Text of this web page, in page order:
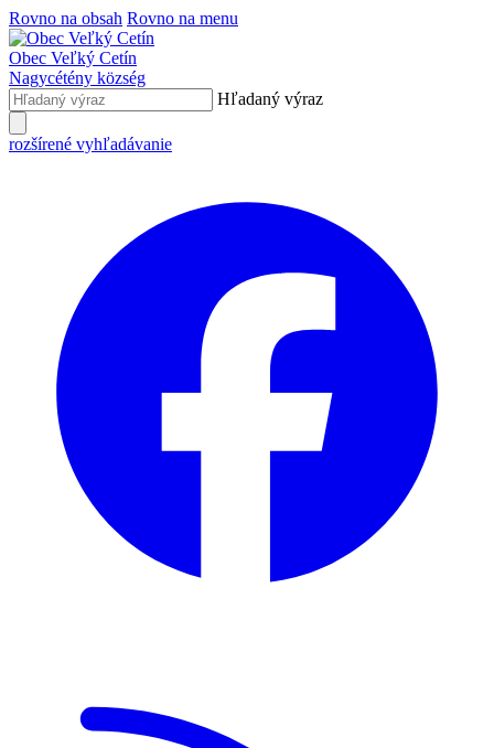
Rovno na obsah Rovno na menu
Obec Veľký Cetín
Nagycétény község
Hľadaný výraz
rozšírené vyhľadávanie